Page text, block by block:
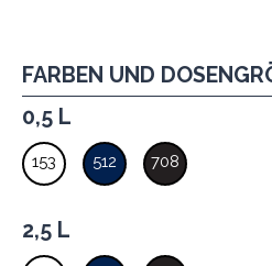
FARBEN UND
0,5 L
153 512 708
2,5 L